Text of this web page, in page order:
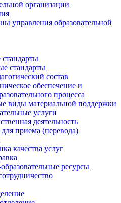
организации
управления образовательной
стандарты
стандарты
состав
обеспечение и
процесса
виды материальной поддержки
услуги
деятельность
приема (перевода)
качества услуг
ресурсы